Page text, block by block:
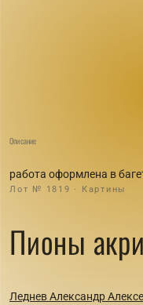
Описание
работа оформлена в
Лот № 1819 · Картины
Пионы
Леднев Александр